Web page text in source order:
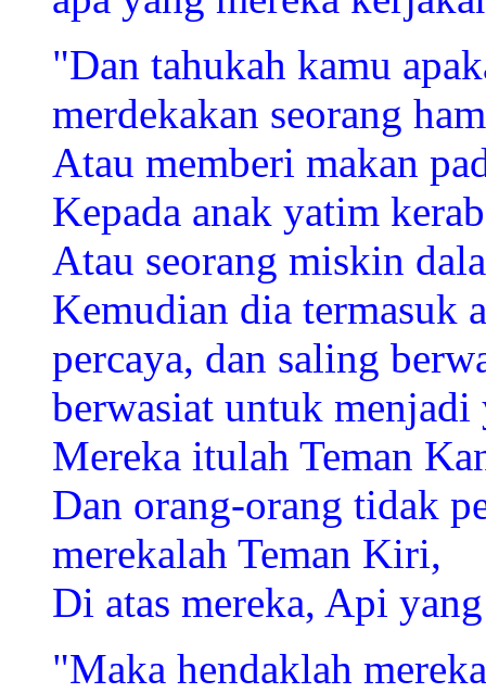
"Dan tahukah kamu
merdekakan seorang
Atau memberi makan
Kepada anak yatim
Atau seorang miskin
Kemudian dia termasuk
percaya, dan saling
berwasiat untuk menjadi
Mereka itulah Teman
Dan orang-orang tidak
merekalah Teman Kiri,
Di atas mereka, Api
"Maka hendaklah